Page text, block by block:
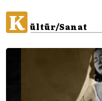
K ültür/Sanat